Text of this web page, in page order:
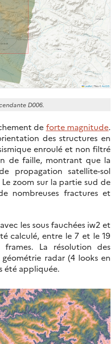
D006.
de forte magnitude.
des structures en
enroulé et non filtré
de faille, montrant que la
propagation satellite-sol
zoom sur la partie sud de
nombreuses fractures et
les sous fauchées iw2 et
calculé, entre le 7 et le 19
La résolution des
radar (4 looks en
été appliquée.